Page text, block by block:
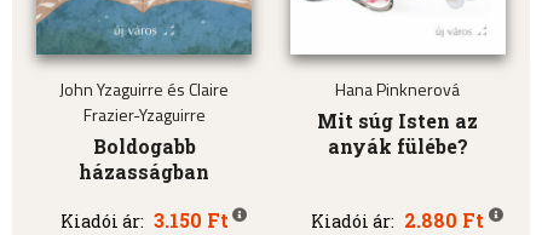
John Yzaguirre és Claire
Frazier-Yzaguirre
Boldogabb
házasságban
Kiadói ár: 3.150 Ft
Hana Pinknerová
Mit súg Isten az
anyák fülébe?
Kiadói ár: 2.880 Ft